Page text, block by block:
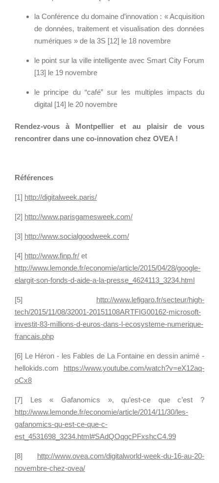
e
l
r
D
i
g
i
w
o
r
d
W
e
k
u
4
a
la Conférence du domaine d’innovation : « Acquisition
de données, traitement et visualisation des données
numériques » de la 3S [12] le 18 novembre
le point sur la ville intelligente avec Smart City Forum
[13] le 19 novembre
le principe du “café” sur les multiples impacts du
digital [14] le 20 novembre
Rendez-vous à Montpellier et au plaisir de vous
rencontrer dans une co-innovation chez OVEA !
Références
[1] http://digitalweek.paris/
[2] http://www.parisgamesweek.com/
[3] http://www.socialgoodweek.com/
[4] http://www.finp.fr/ et
http://www.lemonde.fr/economie/article/2015/04/28/google-
elargit-son-fonds-d-aide-a-la-presse_4624113_3234.html
[5] http://www.lefigaro.fr/secteur/high-
tech/2015/11/08/32001-20151108ARTFIG00162-microsoft-
investit-83-millions-d-euros-dans-l-ecosysteme-numerique-
francais.php
[6] Le Héron - les Fables de La Fontaine en dessin animé -
hellokids.com
https://www.youtube.com/watch?v=eX12aq-
oCx8
[7] Les « Gafanomics », qu’est-ce que c’est ?
http://www.lemonde.fr/economie/article/2014/11/30/les-
gafanomics-qu-est-ce-que-c-
est_4531698_3234.html#SAdQOqgcPFxshcC4.99
[8] http://www.ovea.com/digitalworld-week-du-16-au-20-
novembre-chez-ovea/